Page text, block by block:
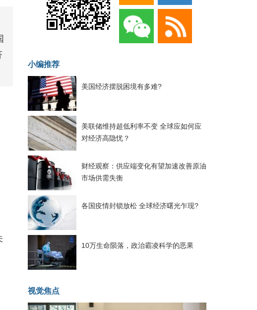
小编推荐
美国经济摆脱困境有多难?
美联储维持超低利率不变 全球应如何应
对经济高隐忧？
财经观察：供应端变化有望加速改善原油
市场供需失衡
各国疫情封锁放松 全球经济曙光乍现?
10万生命陨落，政治霸凌科学的恶果
视觉焦点